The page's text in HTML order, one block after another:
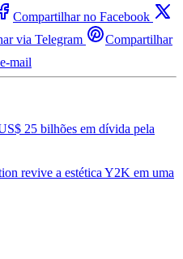
Compartilhar no Facebook
via Telegram
Compartilhar
mail
25 bilhões em dívida pela
revive a estética Y2K em uma